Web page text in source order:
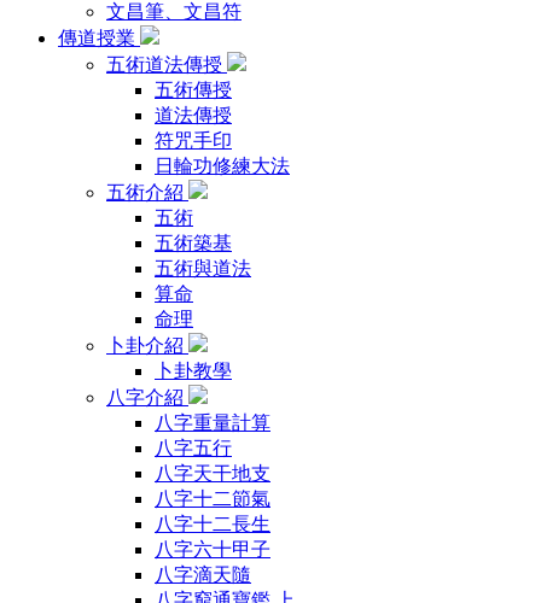
文昌筆、文昌符
傳道授業
五術道法傳授
五術傳授
道法傳授
符咒手印
日輪功修練大法
五術介紹
五術
五術築基
五術與道法
算命
命理
卜卦介紹
卜卦教學
八字介紹
八字重量計算
八字五行
八字天干地支
八字十二節氣
八字十二長生
八字六十甲子
八字滴天隨